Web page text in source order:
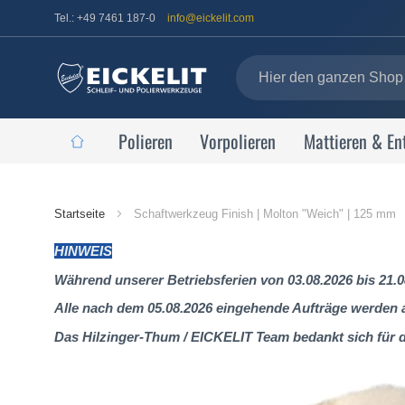
Tel.: +49 7461 187-0 info@eickelit.com
Polieren Vorpolieren Mattieren &
Startseite Schaftwerkzeug Finish | Molton "Weich" | 125 mm
HINWEIS
Während unserer Betriebsferien von 03.08.2026 bis
Alle nach dem 05.08.2026 eingehende Aufträge
Das Hilzinger-Thum / EICKELIT Team bedankt sich für